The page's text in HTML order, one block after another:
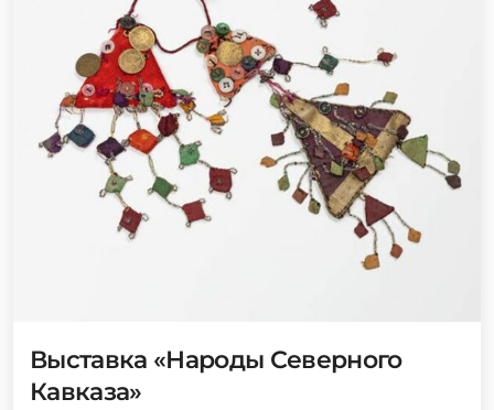
Выставка «Народы Северного
Кавказа»